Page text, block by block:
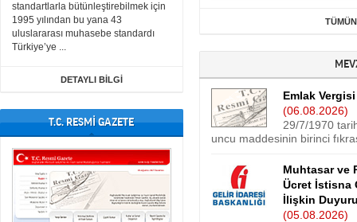
standartlarla bütünleştirebilmek için
1995 yılından bu yana 43
uluslararası muhasebe standardı
Türkiye’ye ...
DETAYLI BİLGİ
T.C. RESMİ GAZETE
Emlak
(06.08.2026)
29/7/1970
uncu maddesinin birinci
Muhtasar ve
Ücret İstisna
İlişkin
(05.08.2026)